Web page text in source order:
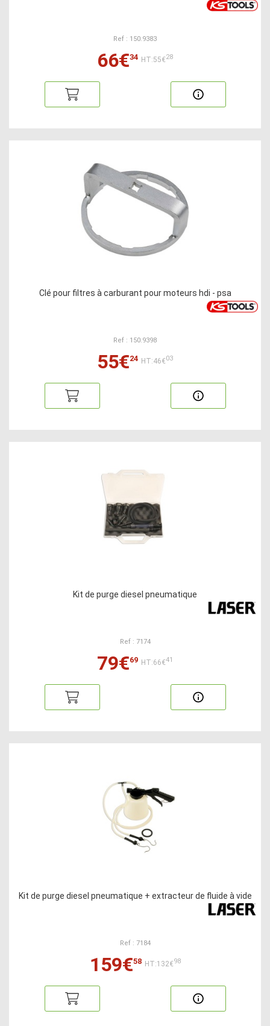
Ref : 150.9383
66€34 HT:55€28
Clé pour filtres à carburant pour moteurs hdi - psa
Ref : 150.9398
55€24 HT:46€03
Kit de purge diesel pneumatique
Ref : 7174
79€69 HT:66€41
Kit de purge diesel pneumatique + extracteur de fluide à vide
Ref : 7184
159€58 HT:132€98